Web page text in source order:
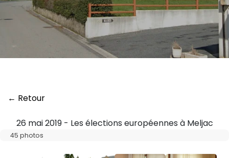
← Retour
26 mai 2019 - Les élections européennes à Meljac
45 photos